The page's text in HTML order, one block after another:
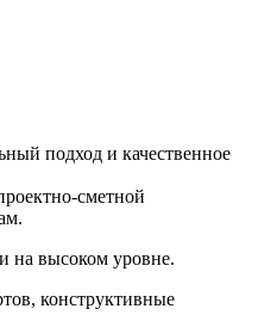
подход и качественное
сметной
на высоком уровне.
конструктивные